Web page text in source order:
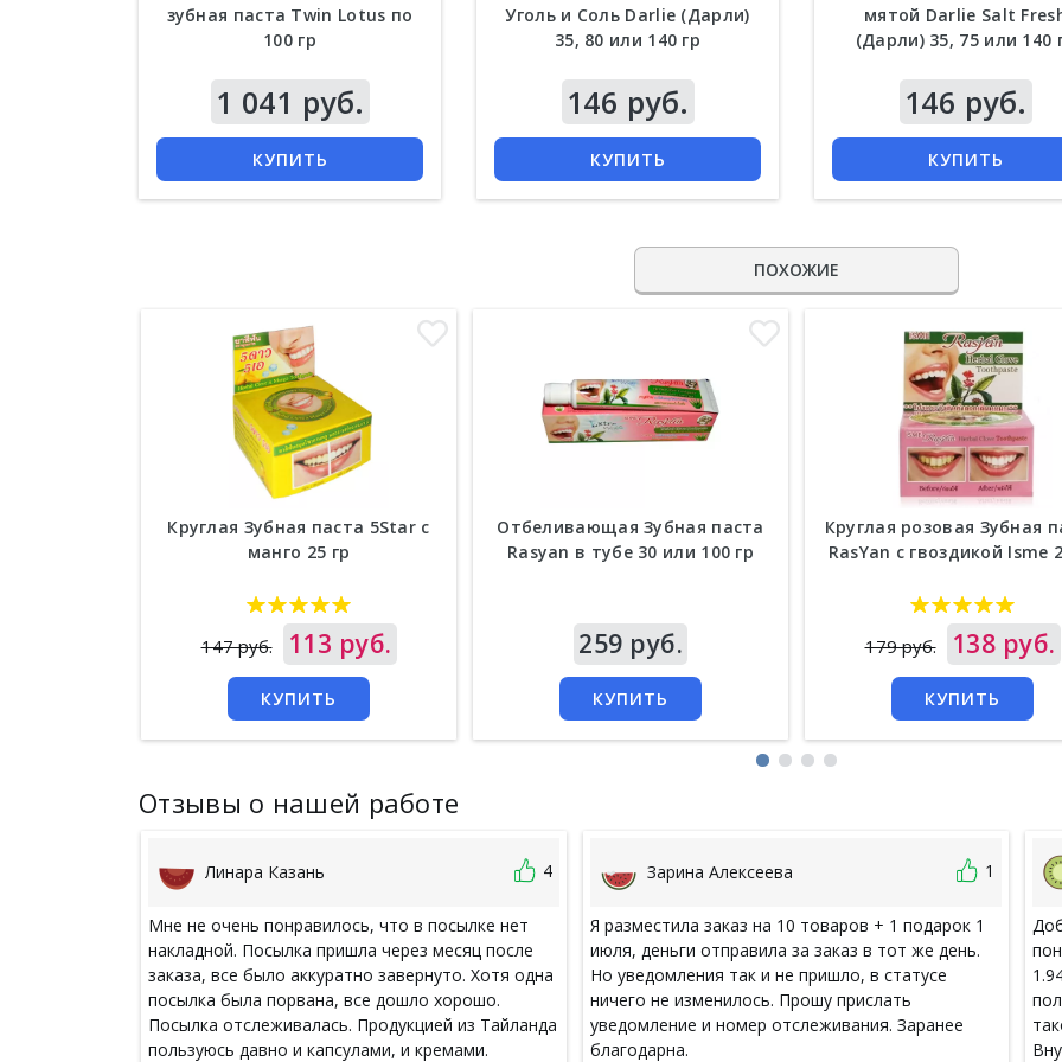
зубная паста Twin Lotus по
100 гр
1 041 руб.
КУПИТЬ
Уголь и Соль Darlie (Дарли)
35, 80 или 140 гр
146 руб.
КУПИТЬ
мятой Darlie Salt
(Дарли) 35, 75 или 140
146 руб.
КУПИТЬ
ПОХОЖИЕ
Круглая Зубная паста 5Star с
манго 25 гр
147 руб.
Цена 113 руб.
КУПИТЬ
Отбеливающая Зубная паста
Rasyan в тубе 30 или 100 гр
259 руб.
КУПИТЬ
Круглая розовая Зубная
RasYan с гвоздикой Isme
179 руб.
Цена 138 руб.
КУПИТЬ
Отзывы о нашей работе
Линара Казань 4
Мне не очень понравилось, что в посылке нет
накладной. Посылка пришла через месяц после
заказа, все было аккуратно завернуто. Хотя одна
посылка была порвана, все дошло хорошо.
Посылка отслеживалась. Продукцией из Тайланда
пользуюсь давно и капсулами, и кремами.
Зарина Алексеева 1
Я разместила заказ на 10 товаров + 1 подарок 1
июля, деньги отправила за заказ в тот же день.
Но уведомления так и не пришло, в статусе
ничего не изменилось. Прошу прислать
уведомление и номер отслеживания. Заранее
благодарна.